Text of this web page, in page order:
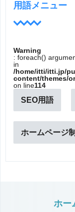
用語メニュー
Warning
: foreach()
in
/home/itti/itti.jp/
content/themes/
on line114
SEO用語
ホームページ
ホー